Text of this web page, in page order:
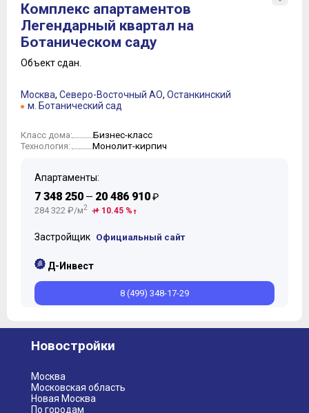
3
4
5
Комплекс апартаментов
Легендарный квартал на
Ботаническом саду
Объект сдан.
Москва, Северо-Восточный АО, Останкинский
м. Ботанический сад
Класс дома: Бизнес-класс
Технология: Монолит-кирпич
Апартаменты:
7 348 250 — 20 486 910₽
284 322 ₽/м2 + 10.45 %
Застройщик Официальный сайт
Д-Инвест
8 (499) 348-17-29
Новостройки
Москва
Московская область
Новая Москва
По городам